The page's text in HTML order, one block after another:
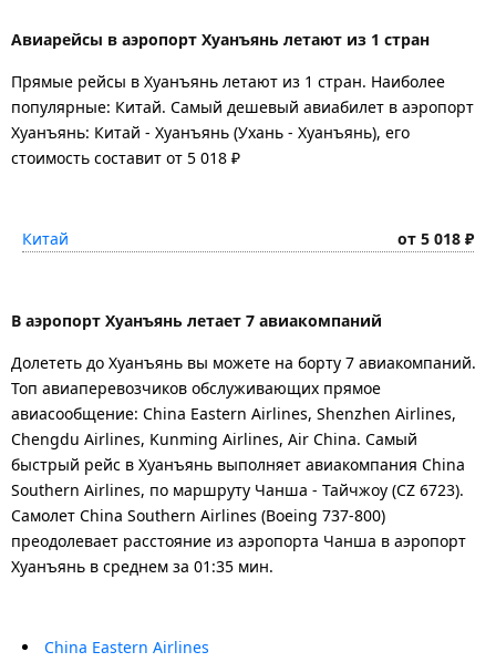
Авиарейсы в аэропорт Хуанъянь летают из 1 стран
Прямые рейсы в Хуанъянь летают из 1 стран. Наиболее
популярные: Китай. Самый дешевый авиабилет в аэропорт
Хуанъянь: Китай - Хуанъянь (Ухань - Хуанъянь), его
стоимость составит от 5 018 ₽
Китай от 5 018 ₽
В аэропорт Хуанъянь летает 7 авиакомпаний
Долететь до Хуанъянь вы можете на борту 7 авиакомпаний.
Топ авиаперевозчиков обслуживающих прямое
авиасообщение: China Eastern Airlines, Shenzhen Airlines,
Chengdu Airlines, Kunming Airlines, Air China. Самый
быстрый рейс в Хуанъянь выполняет авиакомпания China
Southern Airlines, по маршруту Чанша - Тайчжоу (CZ 6723).
Самолет China Southern Airlines (Boeing 737-800)
преодолевает расстояние из аэропорта Чанша в аэропорт
Хуанъянь в среднем за 01:35 мин.
China Eastern Airlines